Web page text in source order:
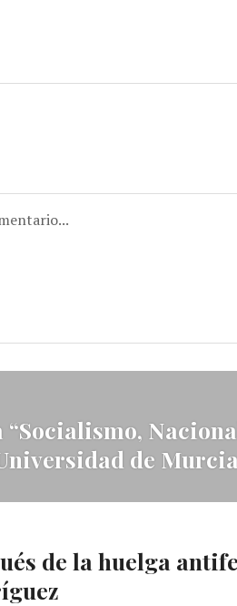
“Socialismo,
de Murcia
de la huelga